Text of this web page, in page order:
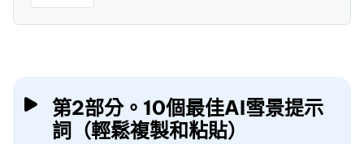
第2部分。10個最佳AI雪景提示
詞（輕鬆複製和粘貼）